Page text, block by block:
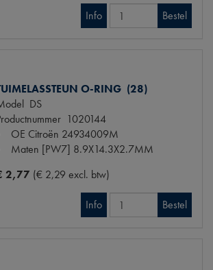
Info Bestel
O-RING (28)
DS
1020144
OE Citroën 24934009M
Maten [PW7] 8.9X14.3X2.7MM
2,77 (€ 2,29 excl. btw)
Info Bestel